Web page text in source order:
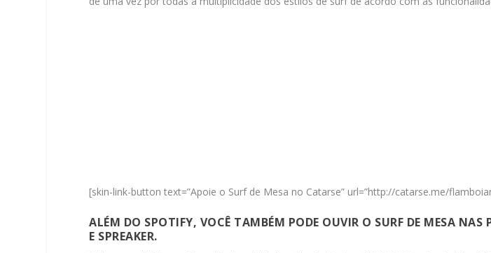
[skin-link-button text=”Apoie o Surf de Mesa no Catarse” url=”http://catarse.me/
ALÉM DO SPOTIFY, VOCÊ TAMBÉM PODE OUVIR O SURF DE MESA NAS
E SPREAKER.